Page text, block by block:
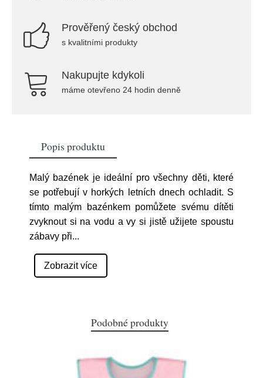
Prověřený český obchod
s kvalitními produkty
Nakupujte kdykoli
máme otevřeno 24 hodin denně
Popis produktu
Malý bazének je ideální pro všechny děti, které
se potřebují v horkých letních dnech ochladit. S
tímto malým bazénkem pomůžete svému dítěti
zvyknout si na vodu a vy si jistě užijete spoustu
zábavy při...
Zobrazit více
Podobné produkty